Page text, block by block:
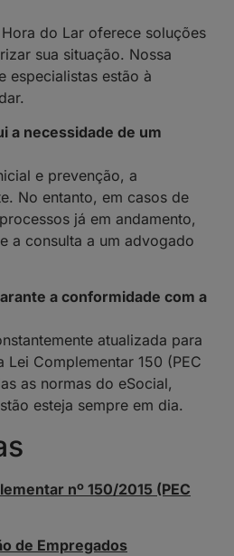
do Lar oferece soluções
sua situação. Nossa
especialistas estão à
a necessidade de um
e prevenção, a
No entanto, em casos de
já em andamento,
a consulta a um advogado
a conformidade com a
atualizada para
Lei Complementar 150 (PEC
as normas do eSocial,
esteja sempre em dia.
nº 150/2015 (PEC
de Empregados